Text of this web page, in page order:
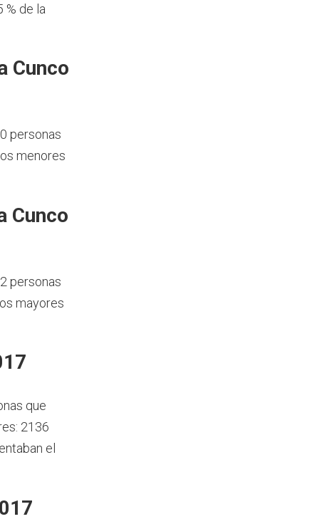
% de la
Cunco
personas
menores
Cunco
personas
mayores
que
2136
el